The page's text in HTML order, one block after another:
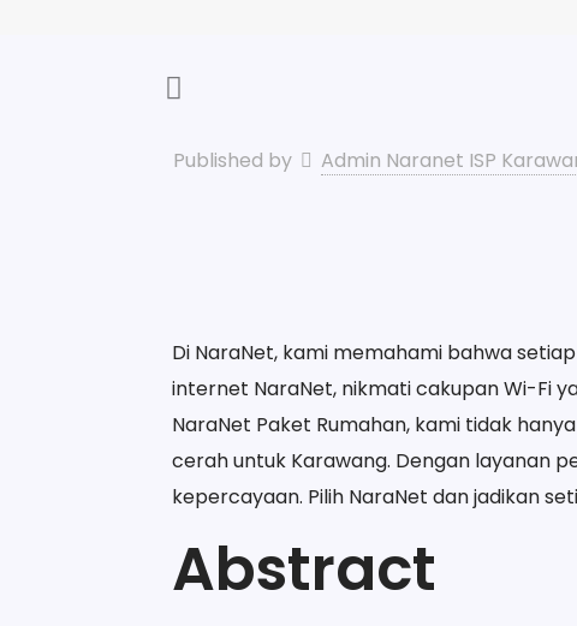
Published by Admin Naranet ISP
Di NaraNet, kami memahami bahwa
internet NaraNet, nikmati cakupan Wi-Fi
NaraNet Paket Rumahan, kami tidak
cerah untuk Karawang. Dengan layanan
kepercayaan. Pilih NaraNet dan jadikan
Abstract